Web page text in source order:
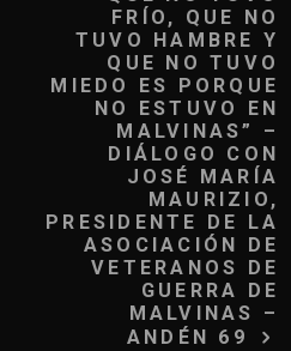
FRÍO, QUE NO
TUVO HAMBRE Y
QUE NO TUVO
MIEDO ES PORQUE
NO ESTUVO EN
MALVINAS” –
DIÁLOGO CON
JOSÉ MARÍA
MAURIZIO,
PRESIDENTE DE LA
ASOCIACIÓN DE
VETERANOS DE
GUERRA DE
MALVINAS –
ANDÉN 69